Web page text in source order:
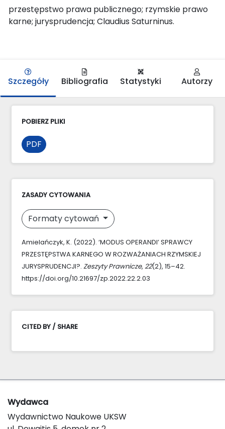
przestępstwo prawa publicznego; rzymskie prawo
karne; jurysprudencja; Claudius Saturninus.
Szczegóły Bibliografia Statystyki Autorzy
POBIERZ PLIKI
PDF
ZASADY CYTOWANIA
Formaty cytowań
Amielańczyk, K. (2022). ‘MODUS OPERANDI’ SPRAWCY
PRZESTĘPSTWA KARNEGO W ROZWAŻANIACH RZYMSKIEJ
JURYSPRUDENCJI?. Zeszyty Prawnicze, 22(2), 15–42.
https://doi.org/10.21697/zp.2022.22.2.03
CITED BY / SHARE
Wydawca
Wydawnictwo Naukowe UKSW